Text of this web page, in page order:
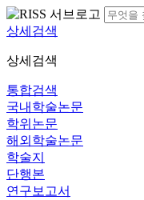
상세검색
상세검색
통합검색
국내학술논문
학위논문
해외학술논문
학술지
단행본
연구보고서